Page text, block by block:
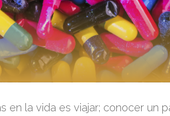
en la vida es viajar; conocer un